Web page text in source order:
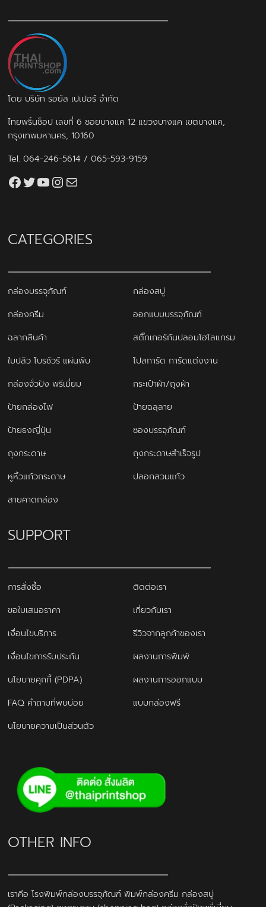
โดย บริษัท รอยัล เปเปอร์ จำกัด
ไทยพริ้นช็อป เลขที่ 6 ซอยบางแค 12 แขวงบางแค เขตบางแค,
กรุงเทพมหานคร, 10160
Tel.064-246-5614 /065-593-9159
Facebook
Twitter
YouTube
Instagram
thaiprintshop.aw@gmail.com
CATEGORIES
กล่องบรรจุภัณฑ์
กล่องสบู่
กล่องครีม
ออกแบบบรรจุภัณฑ์
ฉลากสินค้า
สติ๊กเกอร์กันปลอมโฮโลแกรม
ใบปลิว โบรชัวร์ แผ่นพับ
โปสการ์ด การ์ดแต่งงาน
กล่องจั่วปัง พรีเมี่ยม
กระเป๋าผ้า/ถุงผ้า
ป้ายกล่องไฟ
ป้ายฉลุลาย
ป้ายธงญี่ปุ่น
ซองบรรจุภัณฑ์
ถุงกระดาษ
ถุงกระดาษสำเร็จรูป
หูหิ้วแก้วกระดาษ
ปลอกสวมแก้ว
สายคาดกล่อง
SUPPORT
การสั่งซื้อ
ติดต่อเรา
ขอใบเสนอราคา
เกี่ยวกับเรา
เงื่อนไขบริการ
รีวิวจากลูกค้าของเรา
เงื่อนไขการรับประกัน
ผลงานการพิมพ์
นโยบายคุกกี้ (PDPA)
ผลงานการออกแบบ
FAQ คำถามที่พบบ่อย
แบบกล่องฟรี
นโยบายความเป็นส่วนตัว
OTHER INFO
เราคือ โรงพิมพ์กล่องบรรจุภัณฑ์ พิมพ์กล่องครีม กล่องสบู่